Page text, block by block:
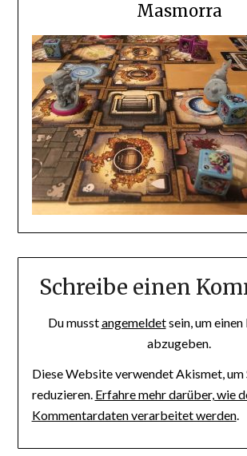
Masmorra
Schreibe einen
Du musstangemeldetsein, um
abzugeben.
Diese Website verwendet Akismet, um
reduzieren. Erfahre mehr darüber, wie
Kommentardaten verarbeitet werden.